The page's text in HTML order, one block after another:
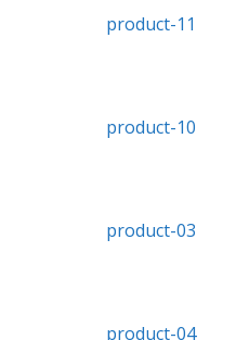
product-11
product-10
product-03
product-04